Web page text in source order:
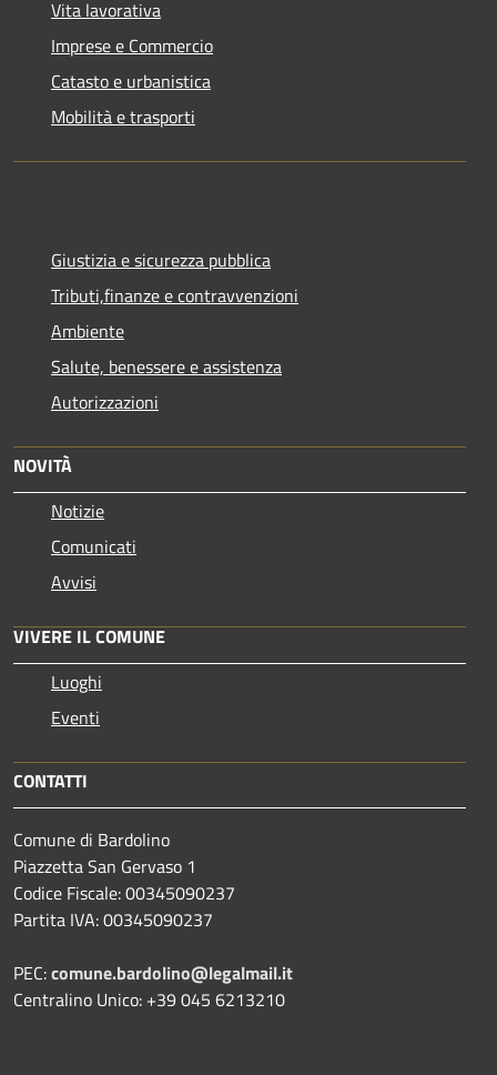
Vita lavorativa
Imprese e Commercio
Catasto e urbanistica
Mobilità e trasporti
Giustizia e sicurezza pubblica
Tributi,finanze e contravvenzioni
Ambiente
Salute, benessere e assistenza
Autorizzazioni
NOVITÀ
Notizie
Comunicati
Avvisi
VIVERE IL COMUNE
Luoghi
Eventi
CONTATTI
Comune di Bardolino
Piazzetta San Gervaso 1
Codice Fiscale: 00345090237
Partita IVA: 00345090237
PEC:comune.bardolino@legalmail.it
Centralino Unico: +39 045 6213210